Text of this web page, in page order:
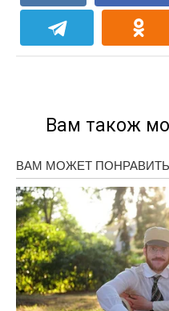
Вам також